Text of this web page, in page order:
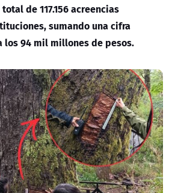
total de 117.156 acreencias
sumando una cifra
los 94 mil millones de pesos.